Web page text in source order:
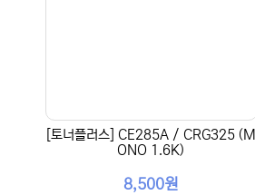
[토너플러스] CE285A / CRG325 (M
ONO 1.6K)
8,500원